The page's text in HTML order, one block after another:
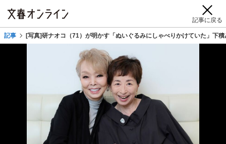
記事に戻る
記事 [写真]研ナオコ（71）が明かす「ぬいぐるみにしゃべりかけていた」